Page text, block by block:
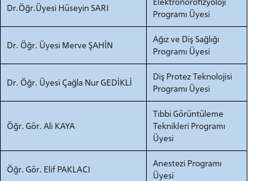
ÖNLİSANS ve
LİSANS ADAY ÖĞRENCİ
YATAY GEÇİŞ
Dr.Öğr.Üyesi Hüseyin SARI
Programı Üyesi
Dr. Öğr. Üyesi Merve ŞAHİN
Ağız ve Diş Sağlığı
Programı Üyesi
Dr. Öğr. Üyesi Çağla Nur GEDİKLİ
Diş Protez Teknolojisi
Programı Üyesi
Öğr. Gör. Ali KAYA
Tıbbi Görüntüleme
Teknikleri Programı
Üyesi
Öğr. Gör. Elif PAKLACI
Anestezi Programı
Üyesi